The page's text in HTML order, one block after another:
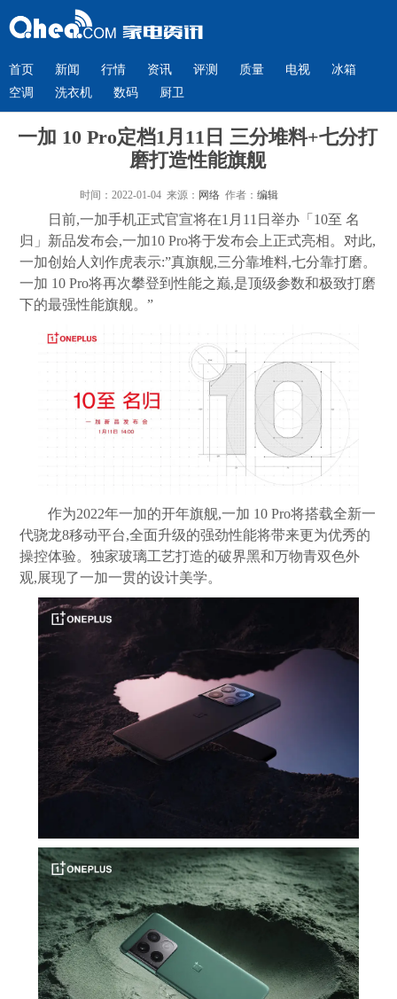
首页 新闻 行情 资讯 评测 质量 电视
冰箱
空调
洗衣机 数码 厨卫
一加 10 Pro定档1月11日 三分堆料+七分打
磨打造性能旗舰
时间：2022-01-04 来源： 网络作者： 编辑
日前,一加手机正式官宣将在1月11日举办「10至 名
归」新品发布会,一加10 Pro将于发布会上正式亮相。对此,
一加创始人刘作虎表示:”真旗舰,三分靠堆料,七分靠打磨。
一加 10 Pro将再次攀登到性能之巅,是顶级参数和极致打磨
下的最强性能旗舰。”
作为2022年一加的开年旗舰,一加 10 Pro将搭载全新一
代骁龙8移动平台,全面升级的强劲性能将带来更为优秀的
操控体验。独家玻璃工艺打造的破界黑和万物青双色外
观,展现了一加一贯的设计美学。